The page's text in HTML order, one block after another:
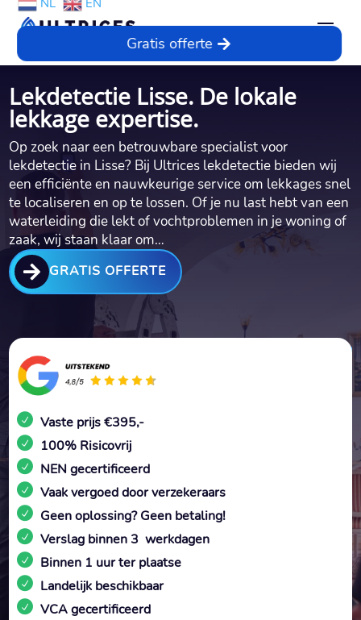
NL EN
Gratis offerte
Lekdetectie Lisse. De lokale
lekkage expertise.
Op zoek naar een betrouwbare specialist voor
lekdetectie in Lisse? Bij Ultrices lekdetectie bieden wij
een efficiënte en nauwkeurige service om lekkages snel
te localiseren en op te lossen.​ Of je nu last hebt van een
waterleiding die lekt of vochtproblemen in je woning of
zaak, wij staan klaar om…
 GRATIS OFFERTE
Vaste prijs €395,-
100% Risicovrij
NEN gecertificeerd
Vaak vergoed door verzekeraars
Geen oplossing? Geen betaling!
Verslag binnen 3 werkdagen
Binnen 1 uur ter plaatse
Landelijk beschikbaar
VCA gecertificeerd